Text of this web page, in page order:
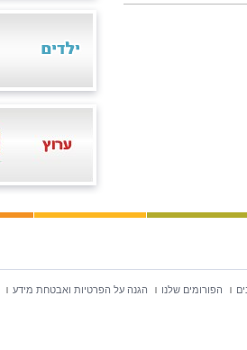
הפורומים שלנו הגנה על הפרטיות ואבטחת מידע